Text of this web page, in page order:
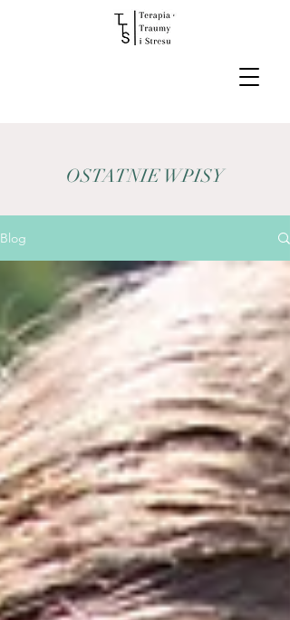
OSTATNIE WPISY
Blog